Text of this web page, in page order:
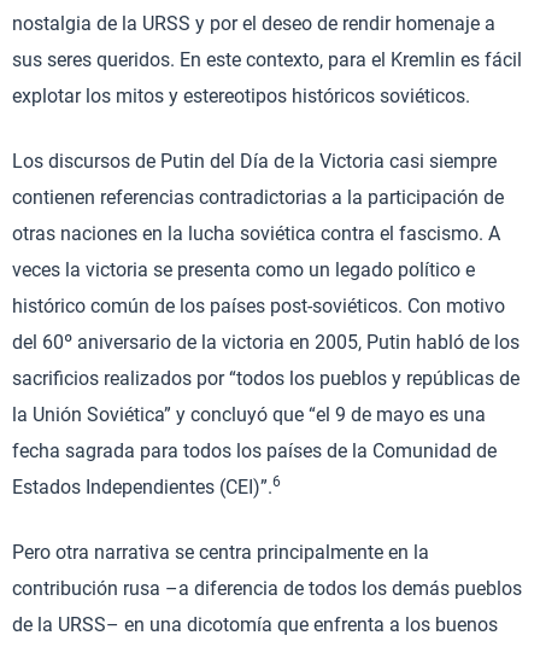
nostalgia de la URSS y por el deseo de rendir homenaje a
sus seres queridos. En este contexto, para el Kremlin es fácil
explotar los mitos y estereotipos históricos soviéticos.
Los discursos de Putin del Día de la Victoria casi siempre
contienen referencias contradictorias a la participación de
otras naciones en la lucha soviética contra el fascismo. A
veces la victoria se presenta como un legado político e
histórico común de los países post-soviéticos. Con motivo
del 60º aniversario de la victoria en 2005, Putin habló de los
sacrificios realizados por “todos los pueblos y repúblicas de
la Unión Soviética” y concluyó que “el 9 de mayo es una
fecha sagrada para todos los países de la Comunidad de
Estados Independientes (CEI)”.6
Pero otra narrativa se centra principalmente en la
contribución rusa –a diferencia de todos los demás pueblos
de la URSS– en una dicotomía que enfrenta a los buenos